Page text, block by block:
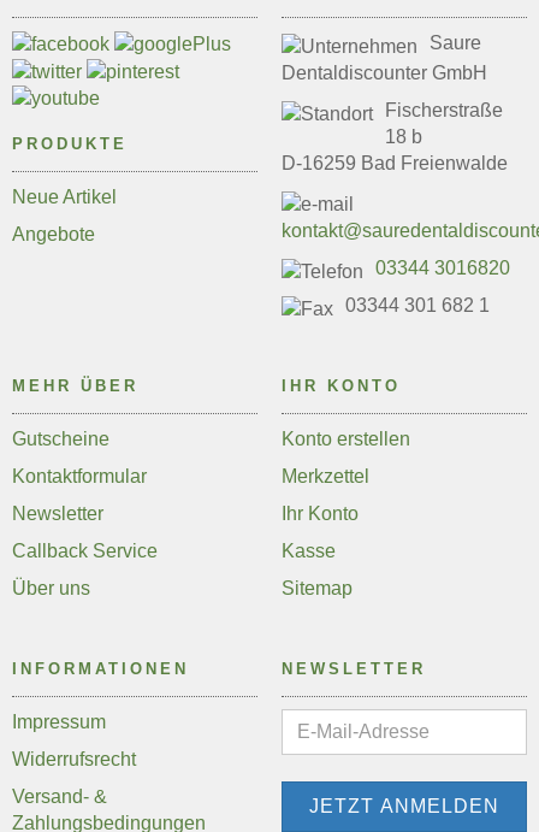
PRODUKTE
Neue Artikel
Angebote
Saure
Dentaldiscounter GmbH
Fischerstraße
18 b
D-16259 Bad Freienwalde
03344 3016820
03344 301 682 1
MEHR ÜBER
Gutscheine
Kontaktformular
Newsletter
Callback Service
Über uns
IHR KONTO
Konto erstellen
Merkzettel
Ihr Konto
Kasse
Sitemap
INFORMATIONEN
Impressum
Widerrufsrecht
Versand- &
Zahlungsbedingungen
NEWSLETTER